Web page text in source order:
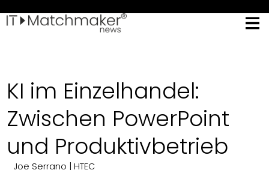
KI im Einzelhandel:
Zwischen PowerPoint
und Produktivbetrieb
Joe Serrano | HTEC